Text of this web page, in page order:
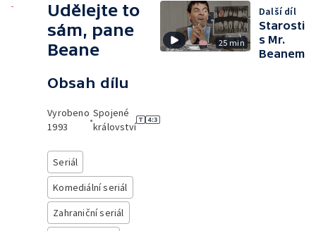
Udělejte to
sám, pane
Beane
Obsah dílu
Vyrobeno
1993
•
Spojené
království
Seriál
Komediální seriál
Zahraniční seriál
25 min
Další díl
Starosti
s Mr.
Beanem